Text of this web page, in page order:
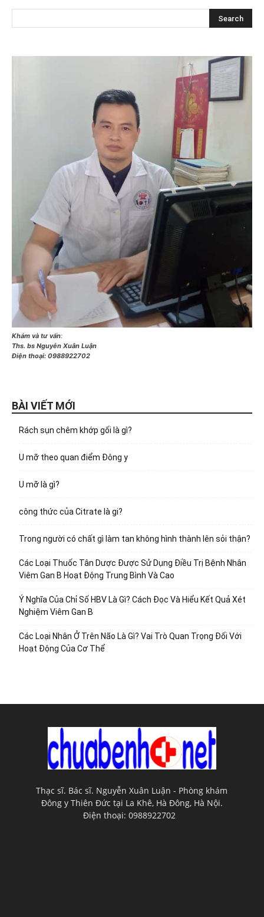
Khám và tư vấn:
Ths. bs Nguyễn Xuân Luận
Điện thoại: 0988922702
BÀI VIẾT MỚI
Rách sụn chêm khớp gối là gì?
U mỡ theo quan điểm Đông y
U mỡ là gì?
công thức của Citrate là gi?
Trong người có chất gì làm tan không hình thành lên sỏi thận?
Các Loại Thuốc Tân Dược Được Sử Dụng Điều Trị Bệnh Nhân
Viêm Gan B Hoạt Động Trung Bình Và Cao
Ý Nghĩa Của Chỉ Số HBV Là Gì? Cách Đọc Và Hiểu Kết Quả Xét
Nghiệm Viêm Gan B
Các Loại Nhân Ở Trên Não Là Gì? Vai Trò Quan Trọng Đối Với
Hoạt Động Của Cơ Thể
Thạc sĩ. Bác sĩ. Nguyễn Xuân Luận - Phòng khám
Đông y Thiên Đức tại La Khê, Hà Đông, Hà Nội.
Điện thoại: 0988922702